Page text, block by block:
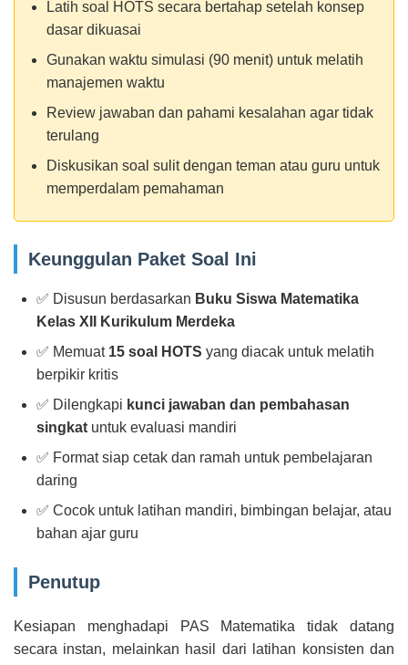
Latih soal HOTS secara bertahap setelah konsep
dasar dikuasai
Gunakan waktu simulasi (90 menit) untuk melatih
manajemen waktu
Review jawaban dan pahami kesalahan agar tidak
terulang
Diskusikan soal sulit dengan teman atau guru untuk
memperdalam pemahaman
Keunggulan Paket Soal Ini
✅ Disusun berdasarkan Buku Siswa Matematika
Kelas XII Kurikulum Merdeka
✅ Memuat 15 soal HOTS yang diacak untuk melatih
berpikir kritis
✅ Dilengkapi kunci jawaban dan pembahasan
singkat untuk evaluasi mandiri
✅ Format siap cetak dan ramah untuk pembelajaran
daring
✅ Cocok untuk latihan mandiri, bimbingan belajar, atau
bahan ajar guru
Penutup
Kesiapan menghadapi PAS Matematika tidak datang
secara instan, melainkan hasil dari latihan konsisten dan